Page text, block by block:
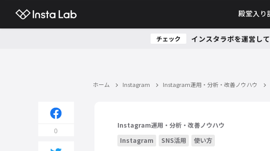
殿堂入り
チェック インスタラボを運営し
ホーム Instagram Instagram運用・分析・改善ノウハウ
0
Instagram運用・分析・改善ノウハウ
Instagram
SNS活用 使い方